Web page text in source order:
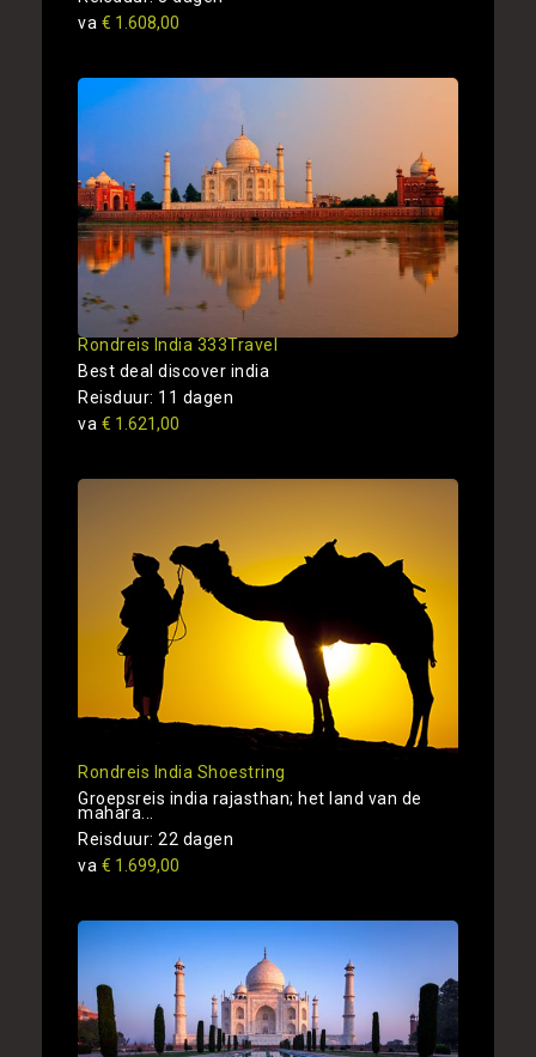
va € 1.608,00
Rondreis India 333Travel
Best deal discover india
Reisduur: 11 dagen
va € 1.621,00
Rondreis India Shoestring
Groepsreis india rajasthan; het land van de
mahara...
Reisduur: 22 dagen
va € 1.699,00